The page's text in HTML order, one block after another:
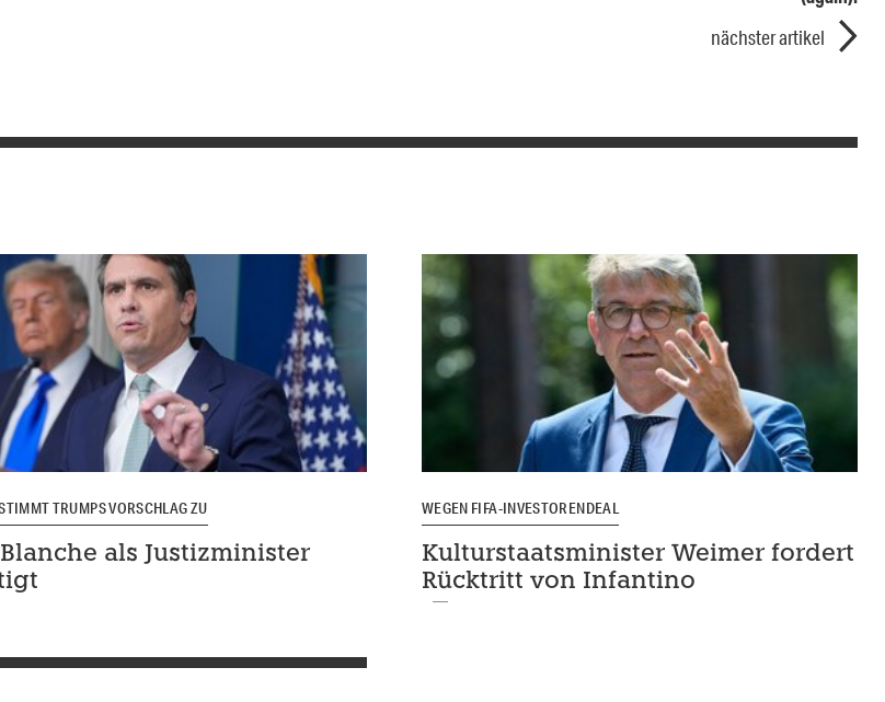
nächster artikel
TRUMPS VORSCHLAG ZU
als Justizminister
WEGEN FIFA-INVESTORENDEAL
Kulturstaatsminister Weimer fordert
Rücktritt von Infantino